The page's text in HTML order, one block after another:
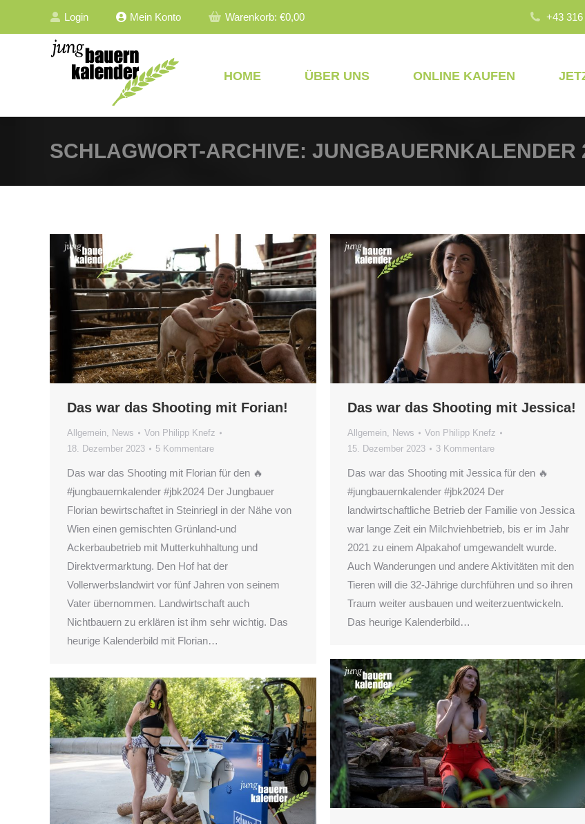
Login Mein Konto Warenkorb: €0,00 +43 316
HOME ÜBER UNS ONLINE KAUFEN
SCHLAGWORT-ARCHIVE: JUNGBAUERNKALENDER
Das war das Shooting mit Forian!
Allgemein, News Von Philipp Knefz
18. Dezember 2023
5 Kommentare
Das war das Shooting mit Florian für den 🔥
#jungbauernkalender #jbk2024 Der Jungbauer
Florian bewirtschaftet in Steinriegl in der Nähe von
Wien einen gemischten Grünland-und
Ackerbaubetrieb mit Mutterkuhhaltung und
Direktvermarktung. Den Hof hat der
Vollerwerbslandwirt vor fünf Jahren von seinem
Vater übernommen. Landwirtschaft auch
Nichtbauern zu erklären ist ihm sehr wichtig. Das
heurige Kalenderbild mit Florian…
Das war das Shooting mit Jessica!
Allgemein, News Von Philipp Knefz
15. Dezember 2023
3 Kommentare
Das war das Shooting mit Jessica für den 🔥
#jungbauernkalender #jbk2024 Der
landwirtschaftliche Betrieb der Familie von Jessica
war lange Zeit ein Milchviehbetrieb, bis er im Jahr
2021 zu einem Alpakahof umgewandelt wurde.
Auch Wanderungen und andere Aktivitäten mit den
Tieren will die 32-Jährige durchführen und so ihren
Traum weiter ausbauen und weiterzuentwickeln.
Das heurige Kalenderbild…